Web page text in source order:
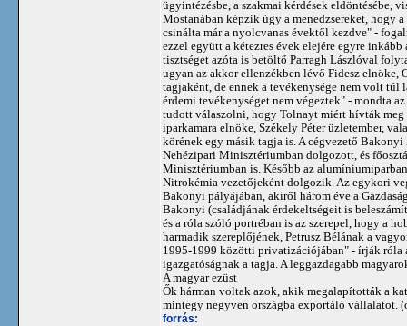
ügyintézésbe, a szakmai kérdések eldöntésébe,
Mostanában képzik úgy a menedzsereket, hogy
csinálta már a nyolcvanas évektől kezdve" -
ezzel együtt a kétezres évek elejére egyre
tisztséget azóta is betöltő Parragh Lászlóval
ugyan az akkor ellenzékben lévő Fidesz
tagjaként, de ennek a tevékenysége nem volt
érdemi tevékenységet nem végeztek" - mondta
tudott válaszolni, hogy Tolnayt miért hívták meg
iparkamara elnöke, Székely Péter üzletember,
körének egy másik tagja is. A cégvezető
Nehézipari Minisztériumban dolgozott, és
Minisztériumban is. Később az
Nitrokémia vezetőjeként dolgozik. Az egykori
Bakonyi pályájában, akiről három éve a
Bakonyi (családjának érdekeltségeit is
és a róla szóló portréban is az szerepel, hogy a
harmadik szereplőjének, Petrusz Bélának a
1995-1999 közötti privatizációjában" - írják róla
igazgatóságnak a tagja. A leggazdagabb
A magyar ezüst
Ők hárman voltak azok, akik megalapították a
mintegy negyven országba exportáló vállalatot.
forrás: